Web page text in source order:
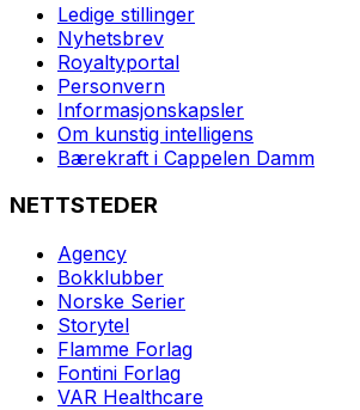
Ledige stillinger
Nyhetsbrev
Royaltyportal
Personvern
Informasjonskapsler
Om kunstig intelligens
Bærekraft i Cappelen Damm
NETTSTEDER
Agency
Bokklubber
Norske Serier
Storytel
Flamme Forlag
Fontini Forlag
VAR Healthcare